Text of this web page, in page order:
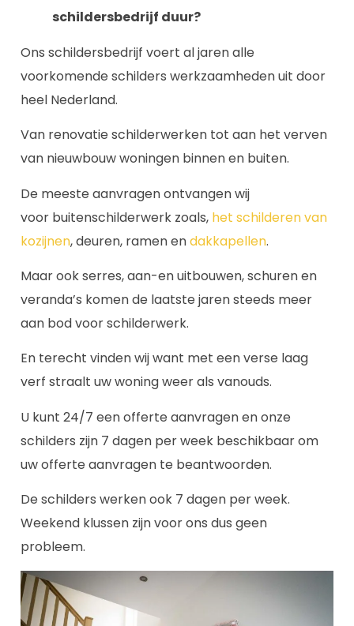
schildersbedrijf duur?
Ons schildersbedrijf voert al jaren alle
voorkomende schilders werkzaamheden uit door
heel Nederland.
Van renovatie schilderwerken tot aan het verven
van nieuwbouw woningen binnen en buiten.
De meeste aanvragen ontvangen wij
voor buitenschilderwerk zoals, het schilderen van
kozijnen, deuren, ramen endakkapellen.
Maar ook serres, aan-en uitbouwen, schuren en
veranda’s komen de laatste jaren steeds meer
aan bod voor schilderwerk.
En terecht vinden wij want met een verse laag
verf straalt uw woning weer als vanouds.
U kunt 24/7 een offerte aanvragen en onze
schilders zijn 7 dagen per week beschikbaar om
uw offerte aanvragen te beantwoorden.
De schilders werken ook 7 dagen per week.
Weekend klussen zijn voor ons dus geen
probleem.